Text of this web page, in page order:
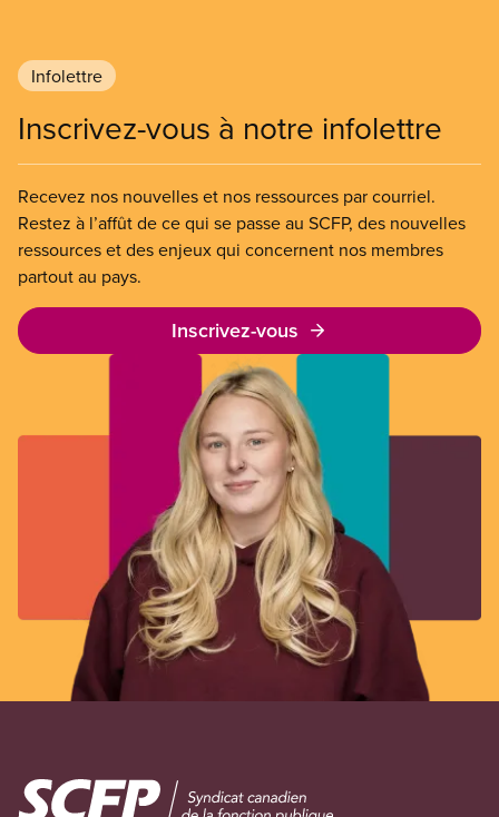
Infolettre
Inscrivez-vous à notre infolettre
Recevez nos nouvelles et nos ressources par courriel.
Restez à l’affût de ce qui se passe au SCFP, des nouvelles
ressources et des enjeux qui concernent nos membres
partout au pays.
Inscrivez-vous
Image